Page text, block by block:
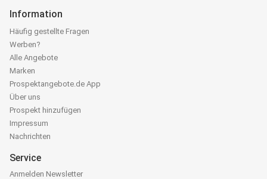
Information
Häufig gestellte Fragen
Werben?
Alle Angebote
Marken
Prospektangebote.de App
Über uns
Prospekt hinzufügen
Impressum
Nachrichten
Service
Anmelden Newsletter